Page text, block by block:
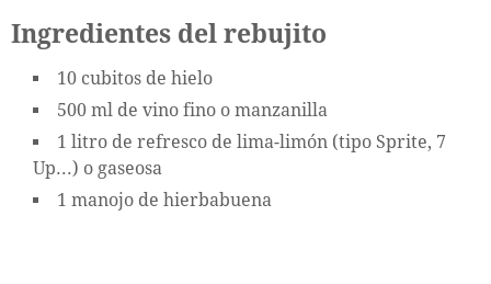
Ingredientes del rebujito
10 cubitos de hielo
500 ml de vino fino o manzanilla
1 litro de refresco de lima-limón (tipo Sprite, 7
Up...) o gaseosa
1 manojo de hierbabuena